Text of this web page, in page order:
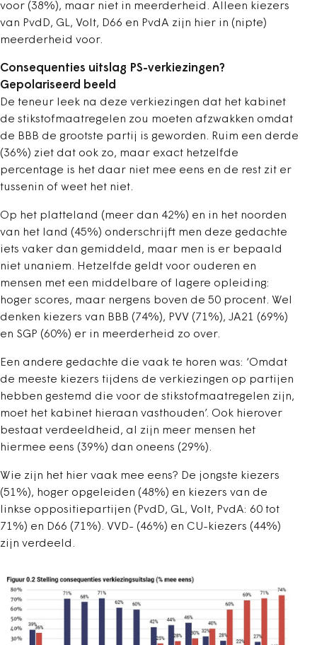
voor (38%), maar niet in meerderheid. Alleen kiezers
van PvdD, GL, Volt, D66 en PvdA zijn hier in (nipte)
meerderheid voor.
Consequenties uitslag PS-verkiezingen?
Gepolariseerd beeld
De teneur leek na deze verkiezingen dat het kabinet
de stikstofmaatregelen zou moeten afzwakken omdat
de BBB de grootste partij is geworden. Ruim een derde
(36%) ziet dat ook zo, maar exact hetzelfde
percentage is het daar niet mee eens en de rest zit er
tussenin of weet het niet.
Op het platteland (meer dan 42%) en in het noorden
van het land (45%) onderschrijft men deze gedachte
iets vaker dan gemiddeld, maar men is er bepaald
niet unaniem. Hetzelfde geldt voor ouderen en
mensen met een middelbare of lagere opleiding:
hoger scores, maar nergens boven de 50 procent. Wel
denken kiezers van BBB (74%), PVV (71%), JA21 (69%)
en SGP (60%) er in meerderheid zo over.
Een andere gedachte die vaak te horen was: ‘Omdat
de meeste kiezers tijdens de verkiezingen op partijen
hebben gestemd die voor de stikstofmaatregelen zijn,
moet het kabinet hieraan vasthouden’. Ook hierover
bestaat verdeeldheid, al zijn meer mensen het
hiermee eens (39%) dan oneens (29%).
Wie zijn het hier vaak mee eens? De jongste kiezers
(51%), hoger opgeleiden (48%) en kiezers van de
linkse oppositiepartijen (PvdD, GL, Volt, PvdA: 60 tot
71%) en D66 (71%). VVD- (46%) en CU-kiezers (44%)
zijn verdeeld.